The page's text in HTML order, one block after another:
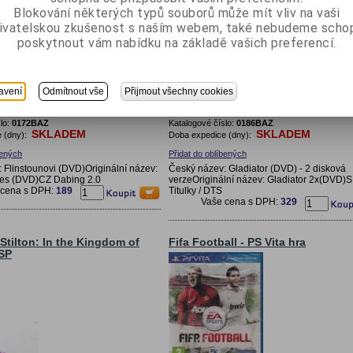
0172BAZ
(dny): SKLADEM
Flinstounovi (DVD)Originální název:
(DVD)CZ Dabing 2.0
s DPH: 189
Katalogové číslo: 0186BAZ
Doba expedice (dny): SKLADEM
Přidat do oblíbených
Český název: Gladiator (DVD) - 2 disková
verzeOriginální název: Gladiator
Titulky / DTS
Vaše cena s DPH: 329
In the Kingdom of
Fifa Football - PS Vita hra
Blokování některých typů souborů může mít vliv na vaši
zkušenost s naším webem, také nebudeme
poskytnout vám nabídku na základě vašich preferencí.
Odmítnout vše Přijmout všechny cookies